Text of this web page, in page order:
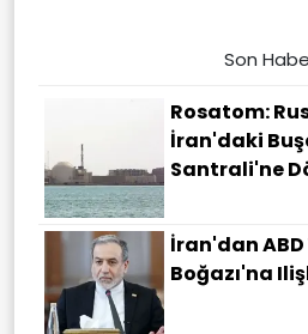
Son
Rosatom:
İran'daki
Santrali'ne
İran'dan
Boğazı'na